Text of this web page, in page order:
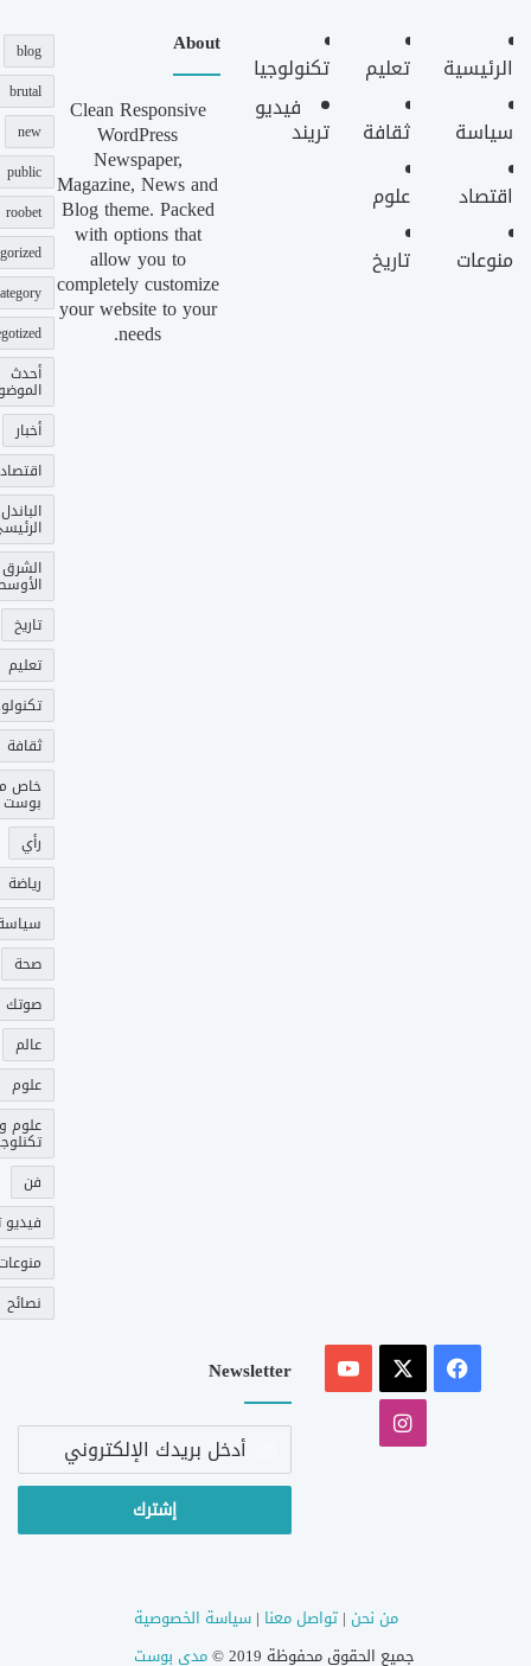
الرئيسية
سياسة
اقتصاد
منوعات
تعليم
ثقافة
علوم
تاريخ
تكنولوجيا
فيديو
تريند
About
Clean Responsive
WordPress
Newspaper,
Magazine, News and
Blog theme. Packed
with options that
allow you to
completely customize
your website to your
needs.
blog
brutal
new
public
roobet
أحدث
أخبار
اقتصاد
الباندل
الشرق
تاريخ
تعليم
ثقافة
خاص
بوست
رأي
رياضة
صحة
عالم
علوم
علوم و
فن
فيديو
نصائح
فيسبوك
‫YouTube
انستقرام
Newsletter
أدخل
الإلكتروني
من نحن |تواصل معنا |سياسة الخصوصية
جميع الحقوق محفوظة 2019 ©
مدى بوست